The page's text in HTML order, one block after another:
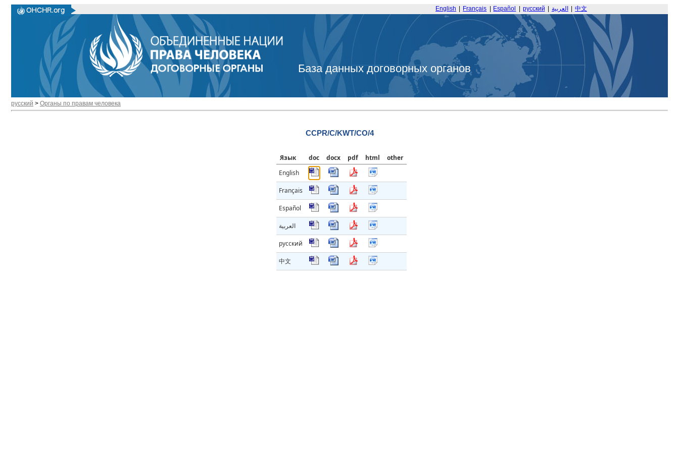
English Français Español русский العربية 中文
База данных договорных органов
русский > Органы по правам человека
CCPR/C/KWT/CO/4
Язык doc docx pdf html
other
English
Français
Español
العربية
русский
中文